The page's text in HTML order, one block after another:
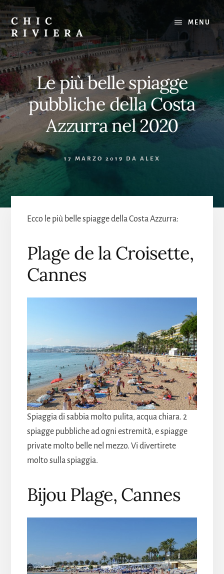
Skip
to
content
CHIC
RIVIERA
Il
meglio
della
Costa
Azzurra
:
Ristoranti,
spiagge,
gite
MENU
Le più belle spiagge
pubbliche della Costa
Azzurra nel 2020
17 MARZO 2019 DA ALEX
Ecco le più belle spiagge della Costa Azzurra:
Plage de la Croisette,
Cannes
Spiaggia di sabbia molto pulita, acqua chiara. 2
spiagge pubbliche ad ogni estremità, e spiagge
private molto belle nel mezzo. Vi divertirete
molto sulla spiaggia.
Bijou Plage, Cannes